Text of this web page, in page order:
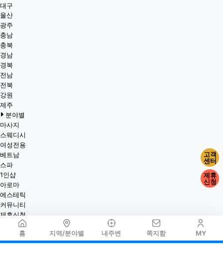
홈 지역/분야별 내주변 쪽지함 MY
대구
울산
광주
충남
충북
경남
경북
전남
전북
강원
제주
분야별
마사지
스웨디시
여성전용
베트남
스파
1인샵
아로마
에스테틱
커뮤니티
제휴신청
고객
센터
제휴
신청